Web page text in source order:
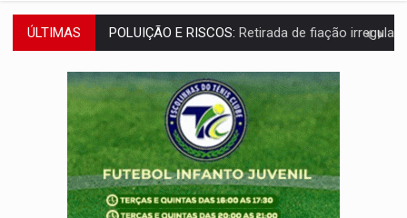
ÚLTIMAS VÍDEO:Armado com machado, homem ameaça matar sobrinha grávida e
TRIBUNAL DO CRIME:Homem é espancado por facção criminosa
VÍDEO: Perseguição é registrada no shopping após colombiana furtar
LUDOPATIA:Apostas online começam a afetar produtividade e rotina
REFLORESTAMENTO:Plantar árvores não será mais suficiente para
OVNIS NA LUA:Cientistas alertam para possível base secreta no satélite